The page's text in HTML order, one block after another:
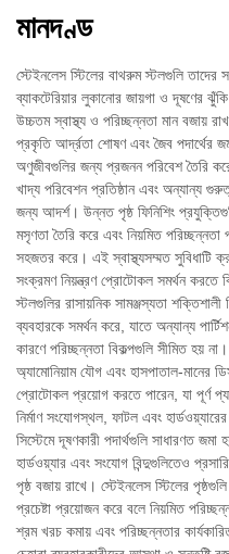
মানদণ্ড
স্টেইনলেস স্টিলের বাথরুম স্টলগুলি তাদের
ব্যাকটেরিয়ার লুকানোর জায়গা ও দূষণের ঝুঁকি
উচ্চতম স্বাস্থ্য ও পরিচ্ছন্নতা মান বজায়
প্রকৃতি আর্দ্রতা শোষণ এবং জৈব পদার্থের
অণুজীবগুলির জন্য প্রজনন পরিবেশ তৈরি
খাদ্য পরিবেশন প্রতিষ্ঠান এবং অন্যান্য
জন্য আদর্শ। উন্নত পৃষ্ঠ ফিনিশিং
মসৃণতা তৈরি করে এবং নিয়মিত পরিচ্ছন্নতা
সহজতর করে। এই স্বাস্থ্যসম্মত সুবিধাটি
সংক্রমণ নিয়ন্ত্রণ প্রোটোকল সমর্থন করতে
স্টলগুলির রাসায়নিক সামঞ্জস্যতা শক্তিশালী
ব্যবহারকে সমর্থন করে, যাতে অন্যান্য
কারণে পরিচ্ছন্নতা বিকল্পগুলি সীমিত হয় না।
অ্যামোনিয়াম যৌগ এবং হাসপাতাল-মানের
প্রোটোকল প্রয়োগ করতে পারেন, যা পূর্ণ
নির্মাণ সংযোগস্থল, ফাটল এবং
সিস্টেমে দূষণকারী পদার্থগুলি সাধারণত
হার্ডওয়্যার এবং সংযোগ বিন্দুগুলিতেও
পৃষ্ঠ বজায় রাখে। স্টেইনলেস স্টিলের
প্রচেষ্টা প্রয়োজন করে বলে নিয়মিত
শ্রম খরচ কমায় এবং পরিচ্ছন্নতার